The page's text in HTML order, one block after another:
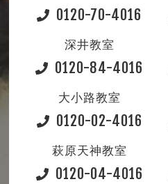
0120-70-4016
深井教室
0120-84-4016
大小路教室
0120-02-4016
萩原天神教室
0120-04-4016